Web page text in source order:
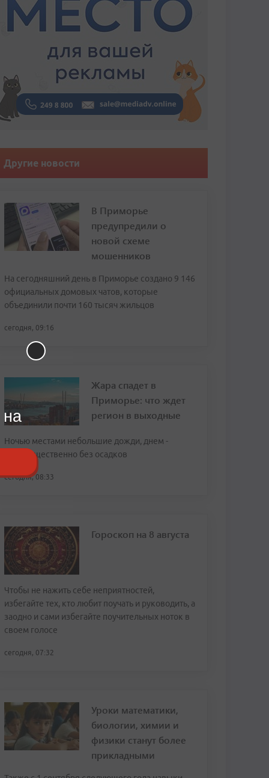
Другие новости
В Приморье
предупредили о
новой схеме
мошенников
На сегодняшний день в Приморье создано 9 146
официальных домовых чатов, которые
объединили почти 160 тысяч жильцов
сегодня, 09:16
Жара спадет в
Приморье: что ждет
регион в выходные
Ночью местами небольшие дожди, днем -
преимущественно без осадков
сегодня, 08:33
Гороскоп на 8 августа
Чтобы не нажить себе неприятностей,
избегайте тех, кто любит поучать и руководить, а
заодно и сами избегайте поучительных ноток в
своем голосе
сегодня, 07:32
Уроки математики,
биологии, химии и
физики станут более
прикладными